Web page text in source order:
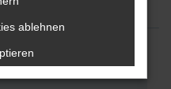
ERROR
ablehnen